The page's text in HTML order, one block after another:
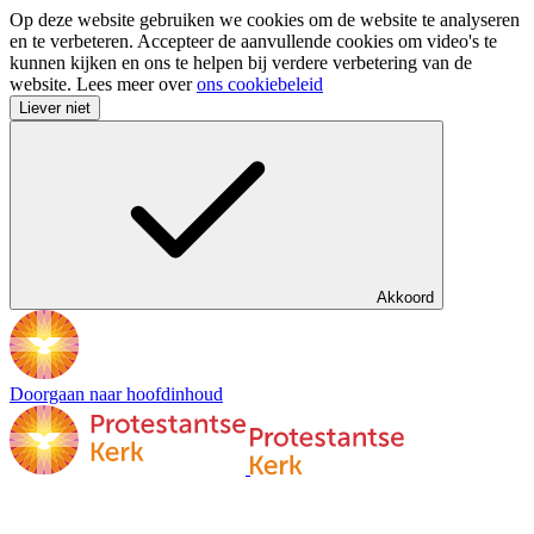
Op deze website gebruiken we cookies om de website te analyseren
en te verbeteren. Accepteer de aanvullende cookies om video's te
kunnen kijken en ons te helpen bij verdere verbetering van de
website. Lees meer overons cookiebeleid
Liever niet
Akkoord
Doorgaan naar hoofdinhoud